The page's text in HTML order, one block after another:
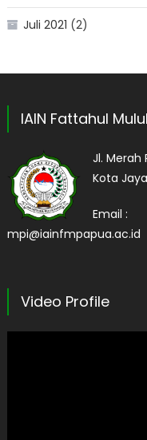
Juli 2021 (2)
IAIN Fattahul
Jl. Merah
Kota
Email :
mpi@iainfmpapua.ac.id
Video Profile